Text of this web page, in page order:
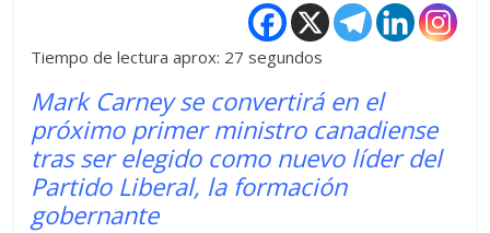
Tiempo de lectura aprox: 27 segundos
Mark Carney se convertirá en el
próximo primer ministro canadiense
tras ser elegido como nuevo líder del
Partido Liberal, la formación
gobernante